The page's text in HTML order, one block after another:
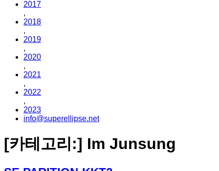
2017
,
2018
,
2019
,
2020
,
2021
,
2022
,
2023
info@superellipse.net
[카테고리:] Im Junsung